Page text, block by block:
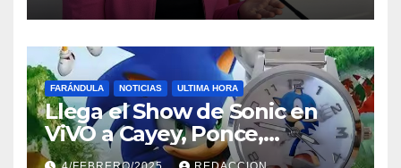
FARÁNDULA NOTICIAS ULTIMA HORA
Llega el Show de Sonic en
ViVO a Cayey, Ponce,
Barceloneta y Humacao,